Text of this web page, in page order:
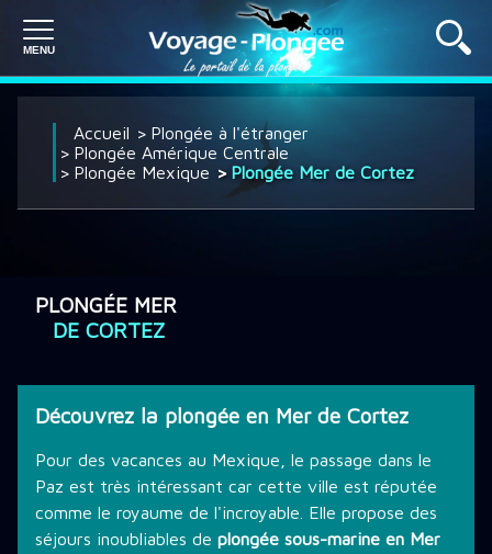
Accueil
Plongée à l'étranger
Plongée Amérique Centrale
Plongée Mexique
Plongée Mer de Cortez
PLONGÉE MER
DE CORTEZ
Découvrez la plongée en Mer de Cortez
Pour des vacances au Mexique, le passage dans le
Paz est très intéressant car cette ville est réputée
comme le royaume de l'incroyable. Elle propose des
séjours inoubliables de plongée sous-marine en Mer